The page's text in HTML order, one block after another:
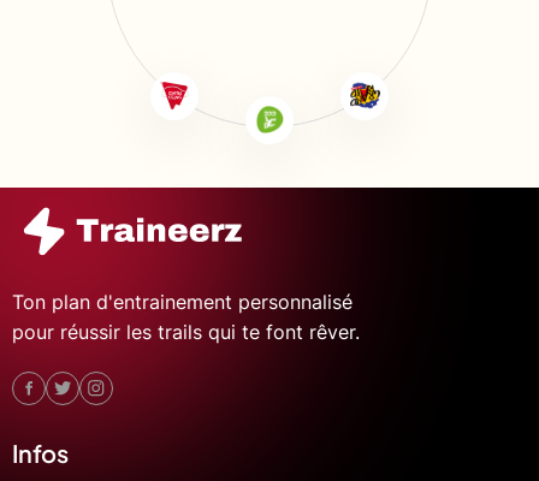
Ton plan d'entrainement personnalisé
pour réussir les trails qui te font rêver.
Infos